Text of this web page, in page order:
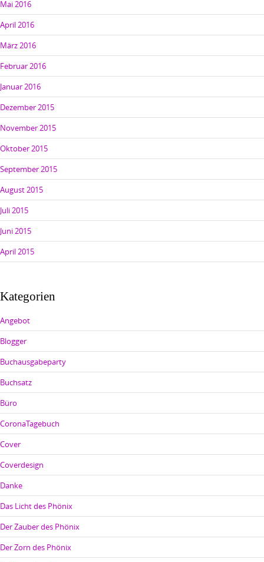
Mai 2016
April 2016
März 2016
Februar 2016
Januar 2016
Dezember 2015
November 2015
Oktober 2015
September 2015
August 2015
Juli 2015
Juni 2015
April 2015
Kategorien
Angebot
Blogger
Buchausgabeparty
Buchsatz
Büro
CoronaTagebuch
Cover
Coverdesign
Danke
Das Licht des Phönix
Der Zauber des Phönix
Der Zorn des Phönix